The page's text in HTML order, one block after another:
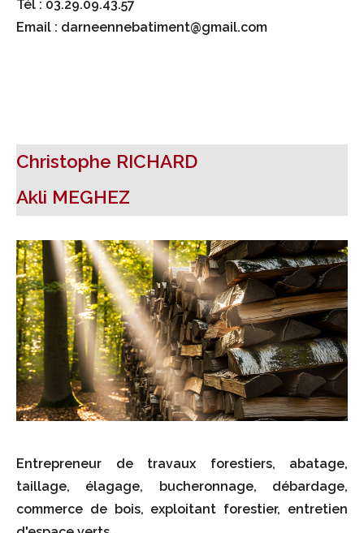
Tél : 03.29.09.43.57
Email : darneennebatiment@gmail.com
Christophe RICHARD
Akli MEGHEZ
Entrepreneur de travaux forestiers, abatage,
taillage, élagage, bucheronnage, débardage,
commerce de bois, exploitant forestier, entretien